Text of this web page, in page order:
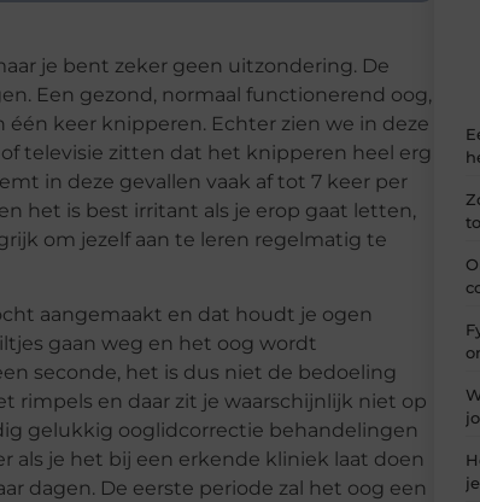
je bent zeker geen uitzondering. De
Een gezond, normaal functionerend oog,
keer knipperen. Echter zien we in deze
televisie zitten dat het knipperen heel erg
in deze gevallen vaak af tot 7 keer per
het is best irritant als je erop gaat letten,
om jezelf aan te leren regelmatig te
aangemaakt en dat houdt je ogen
gaan weg en het oog wordt
seconde, het is dus niet de bedoeling
rimpels en daar zit je waarschijnlijk niet op
gelukkig ooglidcorrectie behandelingen
als je het bij een erkende kliniek laat doen
dagen. De eerste periode zal het oog een